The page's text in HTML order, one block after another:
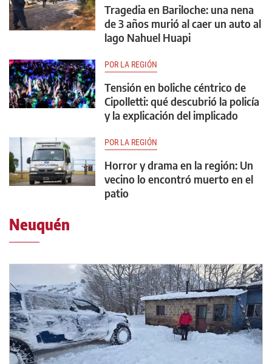
Tragedia en Bariloche: una nena
de 3 años murió al caer un auto al
lago Nahuel Huapi
POR LA REGIÓN
Tensión en boliche céntrico de
Cipolletti: qué descubrió la policía
y la explicación del implicado
POR LA REGIÓN
Horror y drama en la región: Un
vecino lo encontró muerto en el
patio
Neuquén